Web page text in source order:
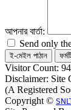
আপনার বার্তা:
Send only
Visitor Count:
Disclaimer: Site
(A Registered
Copyright ©